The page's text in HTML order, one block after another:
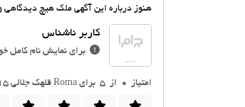
هنوز درباره این آگهی ملک هیچ دیدگاهی
برای نمایش نام کامل
امتیاز 0 از 5 برای Roma قلهک جلالی 115متر